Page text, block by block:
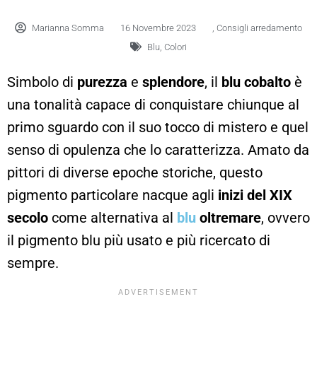
Marianna Somma 16 Novembre 2023
Consigli arredamento
Blu Colori
Simbolo di purezza e splendore, il blu cobalto è
una tonalità capace di conquistare chiunque al
primo sguardo con il suo tocco di mistero e quel
senso di opulenza che lo caratterizza. Amato da
pittori di diverse epoche storiche, questo
pigmento particolare nacque agli inizi del XIX
secolo come alternativa al blu oltremare, ovvero
il pigmento blu più usato e più ricercato di
sempre.